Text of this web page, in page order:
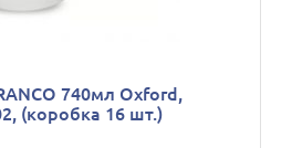
740мл Oxford,
(коробка 16 шт.)